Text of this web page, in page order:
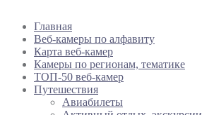
Главная
Веб-камеры по алфавиту
Карта веб-камер
Камеры по регионам, тематике
ТОП-50 веб-камер
Путешествия
Авиабилеты